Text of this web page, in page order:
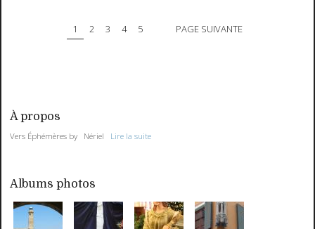
1 2 3 4 5 PAGE SUIVANTE
À propos
Vers Éphémères by Nériel Lire la suite
Albums photos